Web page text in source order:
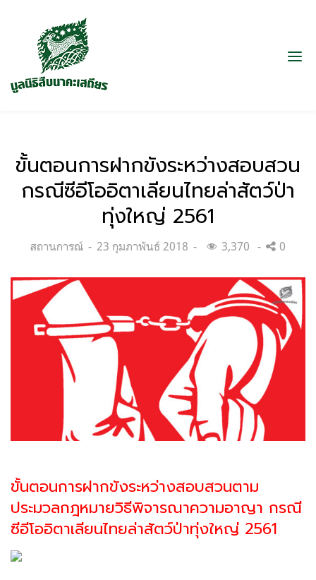
ขั้นตอนการฝากขังระหว่างสอบสวน
กรณีซีอีโออิตาเลียนไทยล่าสัตว์ป่า
ทุ่งใหญ่ 2561
Categories:
สถานการณ์
Posted
23 กุมภาพันธ์ 2018 3,370 0
ขั้นตอนการฝากขังระหว่างสอบสวนตาม
ประมวลกฎหมายวิธีพิจารณาความอาญา กรณี
ซีอีโออิตาเลียนไทยล่าสัตว์ป่าทุ่งใหญ่ 2561